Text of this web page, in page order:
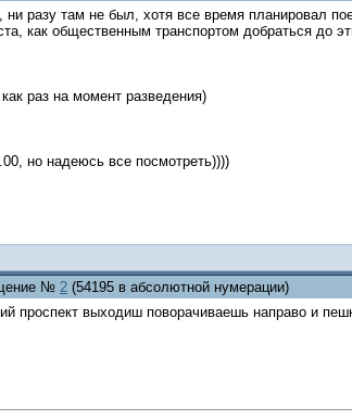
разу там не был, хотя все время планировал
как общественным транспортом добраться до
раз на момент разведения)
но надеюсь все посмотреть))))
№ 2 (54195 в абсолютной нумерации)
проспект выходиш поворачиваешь направо и